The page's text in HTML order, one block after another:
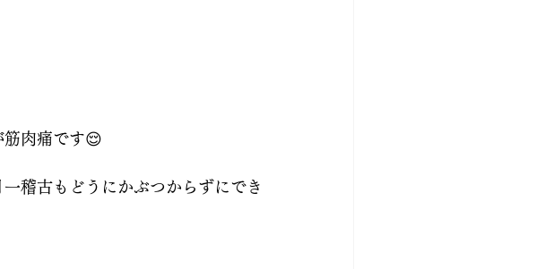
肉痛です😌
稽古もどうにかぶつからずにでき